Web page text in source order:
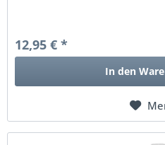
12,95 € *
In den